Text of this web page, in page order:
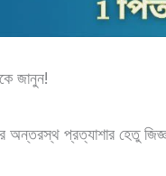
জানুন!
প্রত্যাশার হেতু